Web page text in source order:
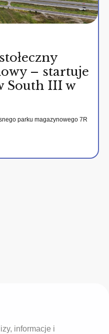
– startuje
South III w
parku magazynowego 7R
informacje i